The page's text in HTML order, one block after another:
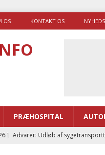
OS KONTAKT OS
PRÆHOSPITAL
] Advarer: Udløb af